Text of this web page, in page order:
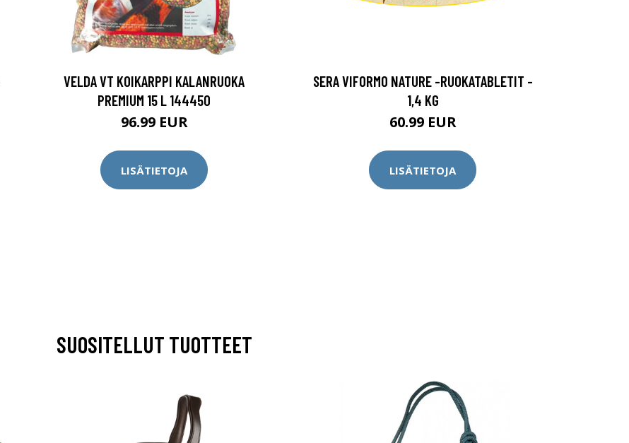
VELDA VT KOIKARPPI KALANRUOKA
PREMIUM 15 L 144450
96.99 EUR
LISÄTIETOJA
SERA VIFORMO NATURE -RUOKATABLETIT -
1,4 KG
60.99 EUR
LISÄTIETOJA
SUOSITELLUT TUOTTEET